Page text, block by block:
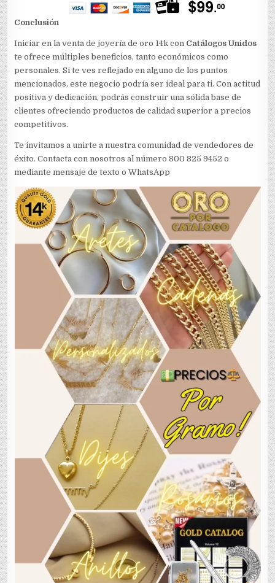
Conclusión
Iniciar en la venta de joyería de oro 14k con Catálogos Unidos
te ofrece múltiples beneficios, tanto económicos como
personales. Si te ves reflejado en alguno de los puntos
mencionados, este negocio podría ser ideal para ti. Con actitud
positiva y dedicación, podrás construir una sólida base de
clientes ofreciendo productos de calidad superior a precios
competitivos.
Te invitamos a unirte a nuestra comunidad de vendedores de
éxito. Contacta con nosotros al número 800 825 9452 o
mediante mensaje de texto o WhatsApp